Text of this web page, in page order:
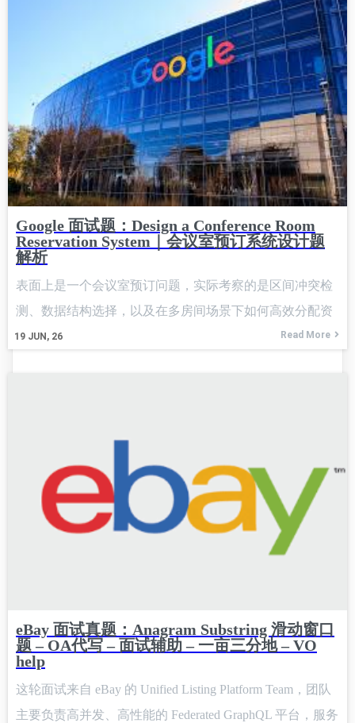
Google 面试题：Design a Conference Room
Reservation System｜会议室预订系统设计题
解析
19 JUN, 26
表面上是一个会议室预订问题，实际考察的是区间冲突检
测、数据结构选择，以及在多房间场景下如何高效分配资
源。 思路是：每个会议室维护自己的预约列表。每次新会
Read More
eBay 面试真题：Anagram Substring 滑动窗口
题 – OA代写 – 面试辅助 – 一亩三分地 – VO
help
这轮面试来自 eBay 的 Unified Listing Platform Team，团队
主要负责高并发、高性能的 Federated GraphQL 平台，服务